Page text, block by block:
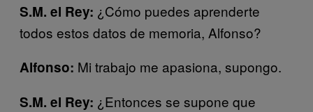
S.M. el Rey: ¿Cómo puedes aprenderte
todos estos datos de memoria, Alfonso?
Alfonso: Mi trabajo me apasiona, supongo.
S.M. el Rey: ¿Entonces se supone que